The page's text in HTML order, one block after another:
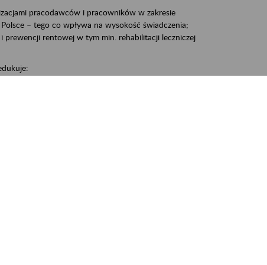
pracodawców i pracowników w zakresie
– tego co wpływa na wysokość świadczenia;
prewencji rentowej w tym min. rehabilitacji leczniczej